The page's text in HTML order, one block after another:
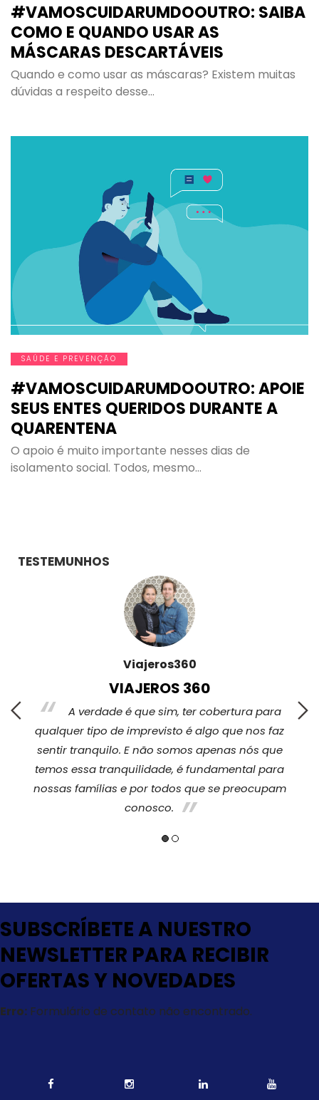
#VAMOSCUIDARUMDOOUTRO: SAIBA
COMO E QUANDO USAR AS
MÁSCARAS DESCARTÁVEIS
Quando e como usar as máscaras? Existem muitas
dúvidas a respeito desse…
SAÚDE E PREVENÇÃO
#VAMOSCUIDARUMDOOUTRO: APOIE
SEUS ENTES QUERIDOS DURANTE A
QUARENTENA
O apoio é muito importante nesses dias de
isolamento social. Todos, mesmo…
TESTEMUNHOS
Viajeros360
VIAJEROS 360
A verdade é que sim, ter cobertura para
qualquer tipo de imprevisto é algo que nos faz
sentir tranquilo. E não somos apenas nós que
temos essa tranquilidade, é fundamental para
nossas famílias e por todos que se preocupam
conosco.
SUBSCRÍBETE A NUESTRO
NEWSLETTER PARA RECIBIR
OFERTAS Y NOVEDADES
Erro: Formulário de contato não encontrado.